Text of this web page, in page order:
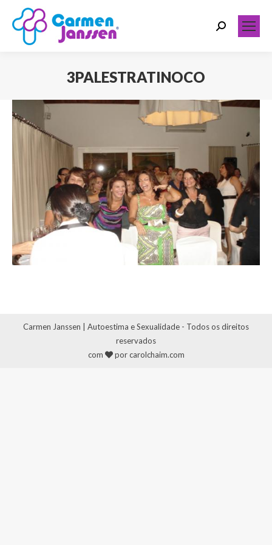
Search:
3PALESTRATINOCO
Carmen Janssen | Autoestima e Sexualidade - Todos os direitos
reservados
com
por carolchaim.com